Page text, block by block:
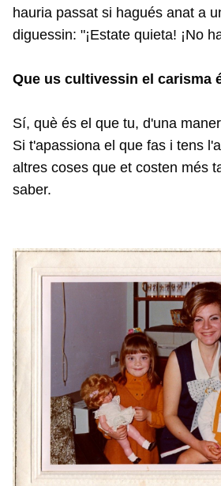
hauria passat si hagués anat a
diguessin: "¡Estate quieta! ¡No
Que us cultivessin el carisma
Sí, què és el que tu, d'una
Si t'apassiona el que fas i tens
altres coses que et costen més
saber.